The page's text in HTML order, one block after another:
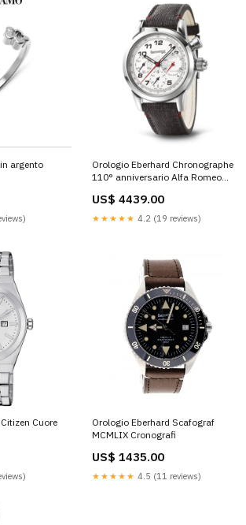
argento
Orologio Eberhard Chronographe
110° anniversario Alfa Romeo
US$ 4439.00
★★★★★ 4.2 (19 reviews)
Cuore
Orologio Eberhard Scafograf
MCMLIX Cronografi
US$ 1435.00
★★★★★ 4.5 (11 reviews)